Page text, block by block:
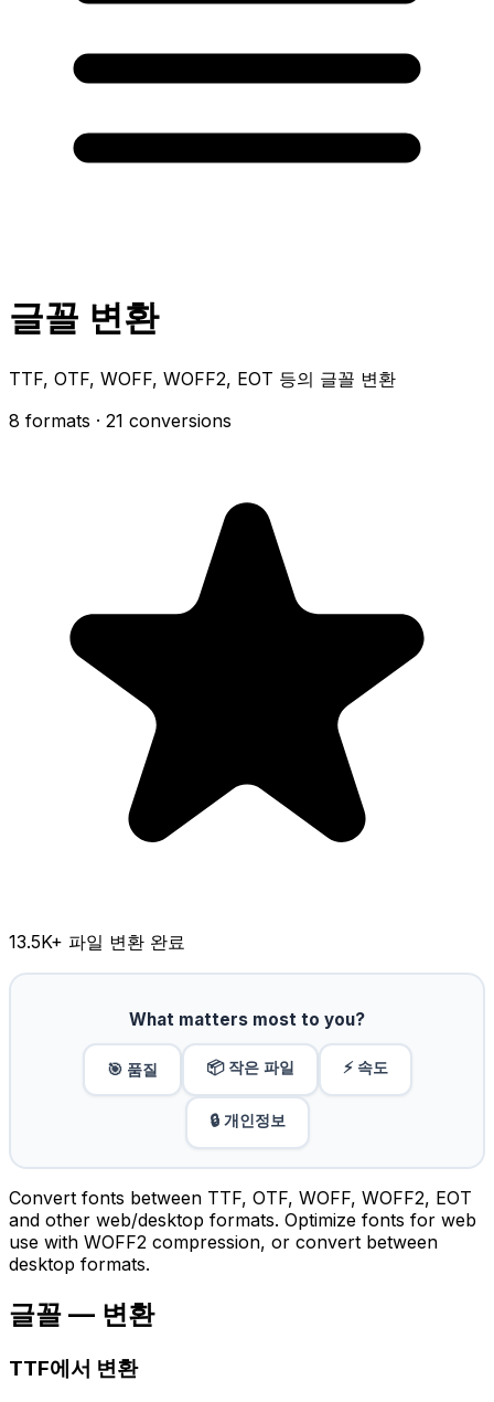
글꼴 변환
TTF, OTF, WOFF, WOFF2, EOT 등의 글꼴 변환
8 formats · 21 conversions
13.5K+ 파일 변환 완료
What matters most to you?
🎯 품질 📦 작은 파일 ⚡ 속도
🔒 개인정보
Convert fonts between TTF, OTF, WOFF, WOFF2, EOT
and other web/desktop formats. Optimize fonts for web
use with WOFF2 compression, or convert between
desktop formats.
글꼴 — 변환
TTF에서 변환